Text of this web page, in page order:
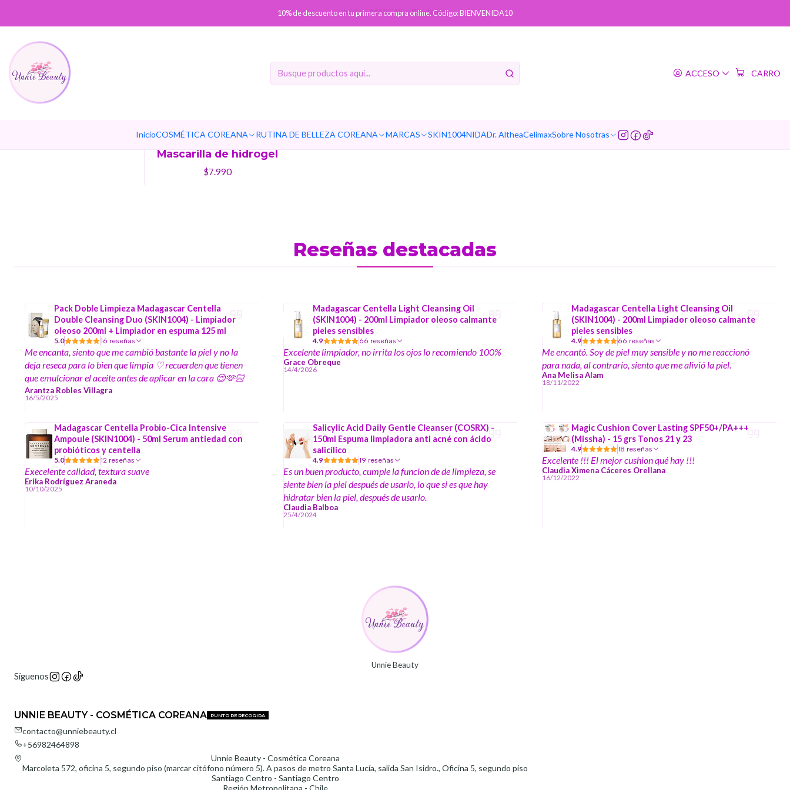
ACCESO CARRO
InicioCOSMÉTICA COREANA RUTINA DE BELLEZA COREANA MARCAS SKIN1004NIDADr. AltheaCelimaxSobre Nosotras
10% de descuento en tu primera compra online. Código: BIENVENIDA10
Inicio MARCAS Biodance
Bio-Collagen Real Deep
Mask (BIODANCE) -
Mascarilla de hidrogel
$7.990
Reseñas destacadas
Pack Doble Limpieza Madagascar Centella
Double Cleansing Duo (SKIN1004) - Limpiador
oleoso 200ml + Limpiador en espuma 125 ml
5.0 16 reseñas
Me encanta, siento que me cambió bastante la piel y no la
deja reseca para lo bien que limpia ♡ recuerden que tienen
que emulcionar el aceite antes de aplicar en la cara 😌🫶🏻
Por si les sirve, mi piel es sensible mixta y sufro de
dermatitis y no me ha dado ningún problema
Arantza Robles Villagra
16/5/2025
Madagascar Centella Light Cleansing Oil
(SKIN1004) - 200ml Limpiador oleoso calmante
pieles sensibles
4.9 66 reseñas
Excelente limpiador, no irrita los ojos lo recomiendo 100%
Grace Obreque
14/4/2026
Madagascar Centella Light Cleansing Oil
(SKIN1004) - 200ml Limpiador oleoso calmante
pieles sensibles
4.9 66 reseñas
Me encantó. Soy de piel muy sensible y no me reaccionó
para nada, al contrario, siento que me alivió la piel.
Ana Melisa Alam
18/11/2022
Madagascar Centella Probio-Cica Intensive
Ampoule (SKIN1004) - 50ml Serum antiedad con
probióticos y centella
5.0 12 reseñas
Execelente calidad, textura suave
Erika Rodríguez Araneda
10/10/2025
Salicylic Acid Daily Gentle Cleanser (COSRX) -
150ml Espuma limpiadora anti acné con ácido
salicílico
4.9 19 reseñas
Es un buen producto, cumple la funcion de de limpieza, se
siente bien la piel después de usarlo, lo que si es que hay
hidratar bien la piel, después de usarlo.
Claudia Balboa
25/4/2024
Magic Cushion Cover Lasting SPF50+/PA+++
(Missha) - 15 grs Tonos 21 y 23
4.9 18 reseñas
Excelente !!! El mejor cushion qué hay !!!
Claudia Ximena Cáceres Orellana
16/12/2022
Unnie Beauty
Síguenos
UNNIE BEAUTY - COSMÉTICA COREANA PUNTO DE RECOGIDA
contacto@unniebeauty.cl
+56982464898
Unnie Beauty - Cosmética Coreana
Marcoleta 572, oficina 5, segundo piso (marcar citófono número 5). A pasos de metro Santa Lucía, salida San Isidro., Oficina 5, segundo piso
Santiago Centro - Santiago Centro